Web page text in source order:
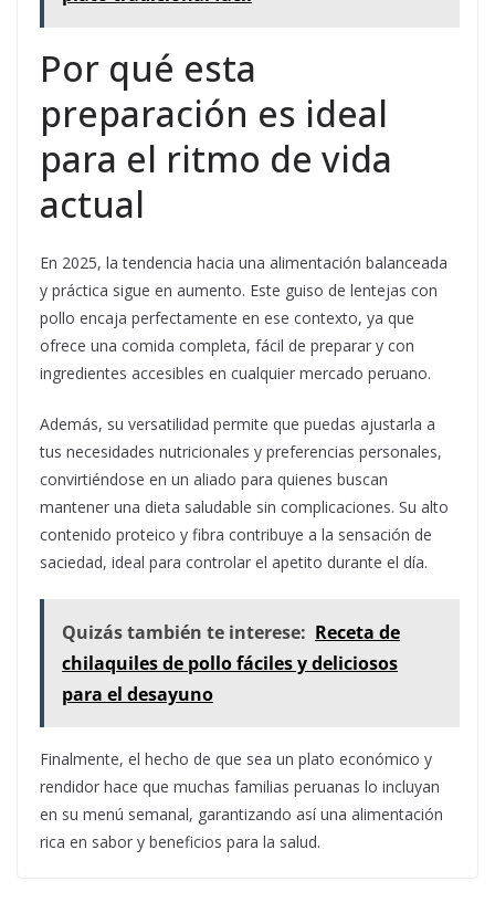
Por qué esta
preparación es ideal
para el ritmo de vida
actual
En 2025, la tendencia hacia una alimentación balanceada
y práctica sigue en aumento. Este guiso de lentejas con
pollo encaja perfectamente en ese contexto, ya que
ofrece una comida completa, fácil de preparar y con
ingredientes accesibles en cualquier mercado peruano.
Además, su versatilidad permite que puedas ajustarla a
tus necesidades nutricionales y preferencias personales,
convirtiéndose en un aliado para quienes buscan
mantener una dieta saludable sin complicaciones. Su alto
contenido proteico y fibra contribuye a la sensación de
saciedad, ideal para controlar el apetito durante el día.
Quizás también te interese: Receta de
chilaquiles de pollo fáciles y deliciosos
para el desayuno
Finalmente, el hecho de que sea un plato económico y
rendidor hace que muchas familias peruanas lo incluyan
en su menú semanal, garantizando así una alimentación
rica en sabor y beneficios para la salud.